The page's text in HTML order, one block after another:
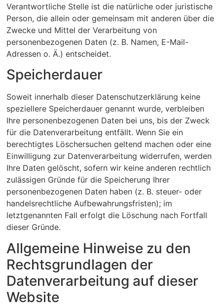
Verantwortliche Stelle ist die natürliche oder juristische
Person, die allein oder gemeinsam mit anderen über die
Zwecke und Mittel der Verarbeitung von
personenbezogenen Daten (z. B. Namen, E-Mail-
Adressen o. Ä.) entscheidet.
Speicherdauer
Soweit innerhalb dieser Datenschutzerklärung keine
speziellere Speicherdauer genannt wurde, verbleiben
Ihre personenbezogenen Daten bei uns, bis der Zweck
für die Datenverarbeitung entfällt. Wenn Sie ein
berechtigtes Löschersuchen geltend machen oder eine
Einwilligung zur Datenverarbeitung widerrufen, werden
Ihre Daten gelöscht, sofern wir keine anderen rechtlich
zulässigen Gründe für die Speicherung Ihrer
personenbezogenen Daten haben (z. B. steuer- oder
handelsrechtliche Aufbewahrungsfristen); im
letztgenannten Fall erfolgt die Löschung nach Fortfall
dieser Gründe.
Allgemeine Hinweise zu den
Rechtsgrundlagen der
Datenverarbeitung auf dieser
Website